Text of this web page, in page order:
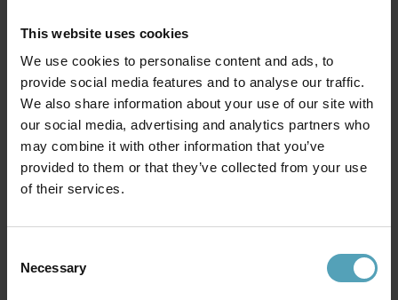
This website uses cookies
We use cookies to personalise content and ads, to
provide social media features and to analyse our traffic.
We also share information about your use of our site with
our social media, advertising and analytics partners who
may combine it with other information that you’ve
provided to them or that they’ve collected from your use
of their services.
Selection
Necessary